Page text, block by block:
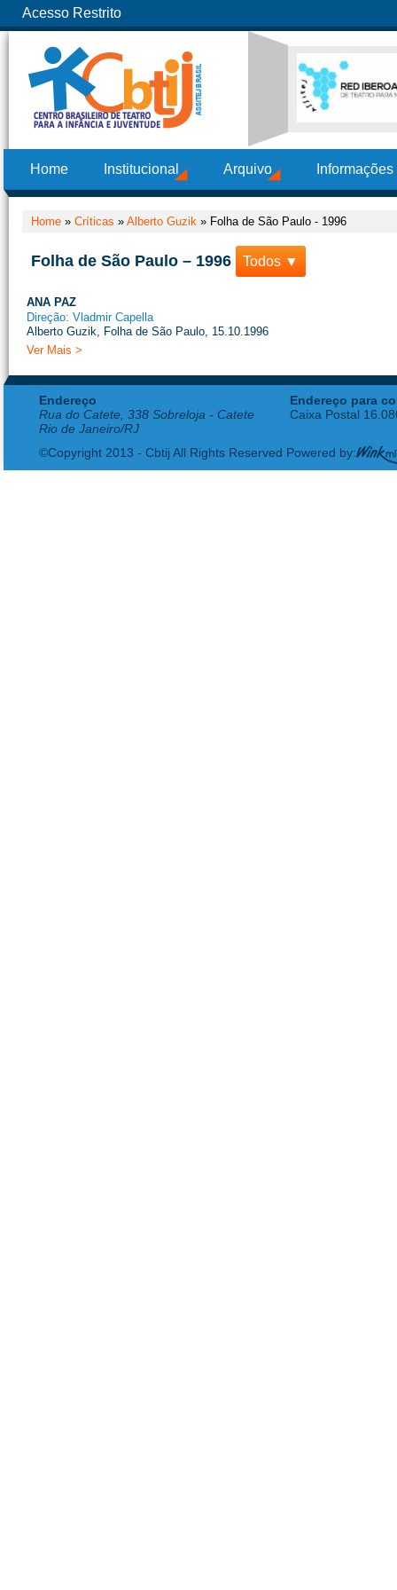
Acesso Restrito
Home Institucional Arquivo
Home » Críticas » Alberto Guzik » Folha de São Paulo - 1996
Folha de São Paulo – 1996 Todos ▼
ANA PAZ
Direção: Vladmir Capella
Alberto Guzik, Folha de São Paulo, 15.10.1996
Ver Mais >
Endereço
Rua do Catete, 338 Sobreloja - Catete
Rio de Janeiro/RJ
Endereço para
Caixa Postal
©Copyright 2013 - Cbtij All Rights Reserved Powered by: